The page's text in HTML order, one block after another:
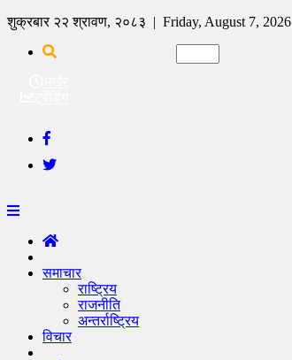
शुक्रबार २२ श्रावण, २०८३ | Friday, August 7, 2026
समाचार
राष्ट्रिय
राजनीति
अन्तर्राष्ट्रिय
विचार